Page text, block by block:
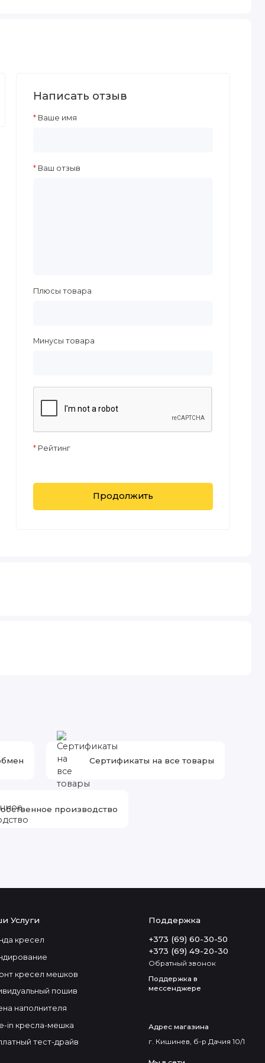
Написать отзыв
Ваше имя
Ваш отзыв
Плюсы товара
Минусы товара
Рейтинг
Продолжить
Сертификаты на все товары
производство
Услуги
кресел
кресел мешков
пошив
наполнителя
in кресла-мешка
тест-драйв
Поддержка
+373 (69) 60-30-50
+373 (69) 49-20-30
Обратный звонок
Поддержка в
мессенджере
Адрес магазина
г. Кишинев, б-р Дачия 10/1